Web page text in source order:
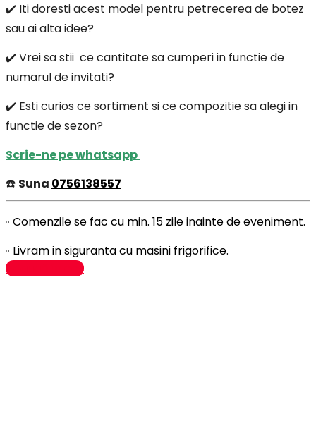
✔️ Iti doresti acest model pentru petrecerea de botez
sau ai alta idee?
✔️ Vrei sa stii ce cantitate sa cumperi in functie de
numarul de invitati?
✔️ Esti curios ce sortiment si ce compozitie sa alegi in
functie de sezon?
Scrie-ne pe whatsapp
☎️ Suna 0756138557
▫️ Comenzile se fac cu min. 15 zile inainte de eveniment.
▫️ Livram in siguranta cu masini frigorifice.
Adaugă în coș